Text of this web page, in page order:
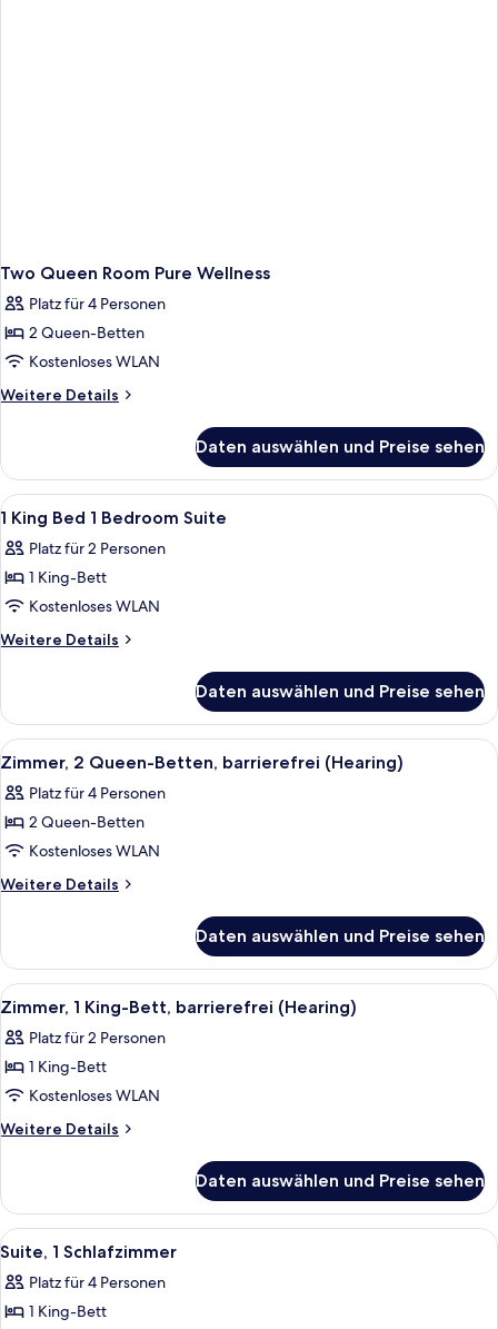
Two Queen Room Pure Wellness
Platz für 4 Personen
2 Queen-Betten
Kostenloses WLAN
Weitere Details
Weitere
Queen
Room
Pure
Wellness
Daten auswählen und Preise sehen
Alle
Fotos
für
1
King
Bed
Suite
anzeigen
Ein Hotelzimmer mit einem großen
13
1 King Bed 1 Bedroom Suite
Platz für 2 Personen
1 King-Bett
Kostenloses WLAN
Weitere Details
Weitere
King
Bed
1
Suite
Daten auswählen und Preise sehen
Alle
Fotos
für
Zimmer,
2 Queen-
Betten,
anzeigen
Ein Hotelzimmer mit zwei Betten,
5
Zimmer, 2 Queen-Betten, barrierefrei (Hearing)
Platz für 4 Personen
2 Queen-Betten
Kostenloses WLAN
Weitere Details
Weitere
2 Queen-
Betten,
barrierefrei
Daten auswählen und Preise sehen
Alle
Fotos
für
Zimmer,
1 King-
Bett,
anzeigen
Ein Hotelzimmer mit einem großen
7
Zimmer, 1 King-Bett, barrierefrei (Hearing)
Platz für 2 Personen
1 King-Bett
Kostenloses WLAN
Weitere Details
Weitere
1 King-
Bett,
barrierefrei
Daten auswählen und Preise sehen
Alle
Fotos
für
Suite,
Ein Hotelzimmer mit Bett,
8
Suite, 1 Schlafzimmer
Platz für 4 Personen
1 King-Bett